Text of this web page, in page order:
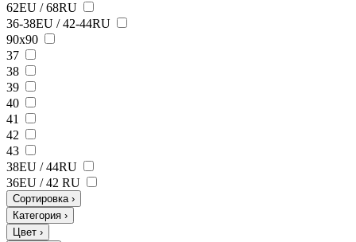
62EU / 68RU
36-38EU / 42-44RU
90х90
37
38
39
40
41
42
43
38ЕU / 44RU
36EU / 42 RU
Сортировка ›
Категория ›
Цвет ›